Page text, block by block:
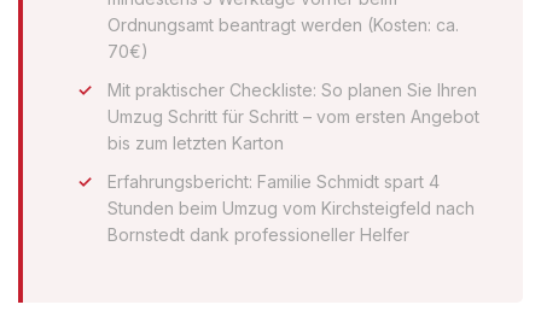
Ordnungsamt beantragt werden (Kosten: ca.
70€)
Mit praktischer Checkliste: So planen Sie Ihren
Umzug Schritt für Schritt – vom ersten Angebot
bis zum letzten Karton
Erfahrungsbericht: Familie Schmidt spart 4
Stunden beim Umzug vom Kirchsteigfeld nach
Bornstedt dank professioneller Helfer